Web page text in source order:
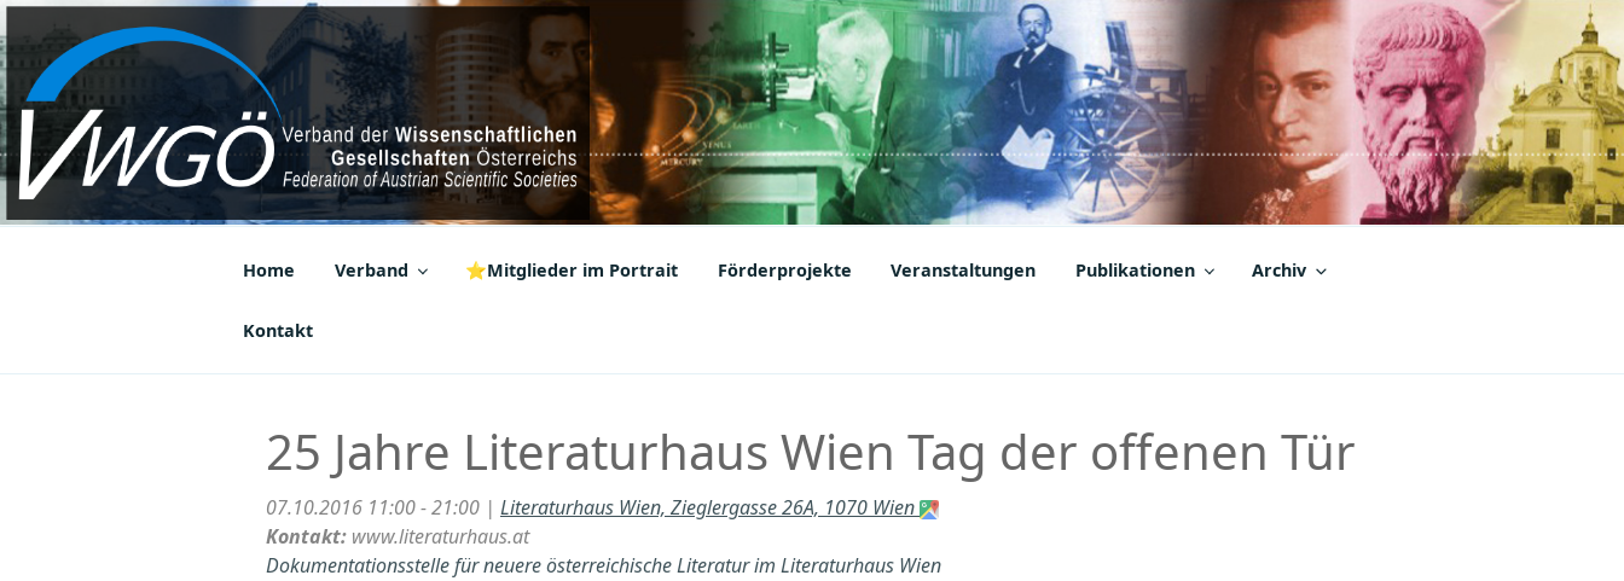
Zum
Inhalt
springen
VWGÖ
Federation of Austrian Scientific Societies
Home Verband ⭐Mitglieder im Portrait Förderprojekte Veranstaltungen Publikationen Archiv
Kontakt
25 Jahre Literaturhaus Wien Tag der offenen Tür
07.10.2016 11:00 - 21:00 | Literaturhaus Wien, Zieglergasse 26A, 1070 Wien
Kontakt: www.literaturhaus.at
Dokumentationsstelle für neuere österreichische Literatur im Literaturhaus Wien